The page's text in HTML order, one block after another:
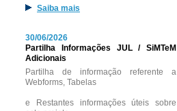
Saiba mais
30/06/2026
Partilha Informações JUL / SiMTeM
Adicionais
Partilha de informação referente a
Webforms, Tabelas
e Restantes informações úteis sobre